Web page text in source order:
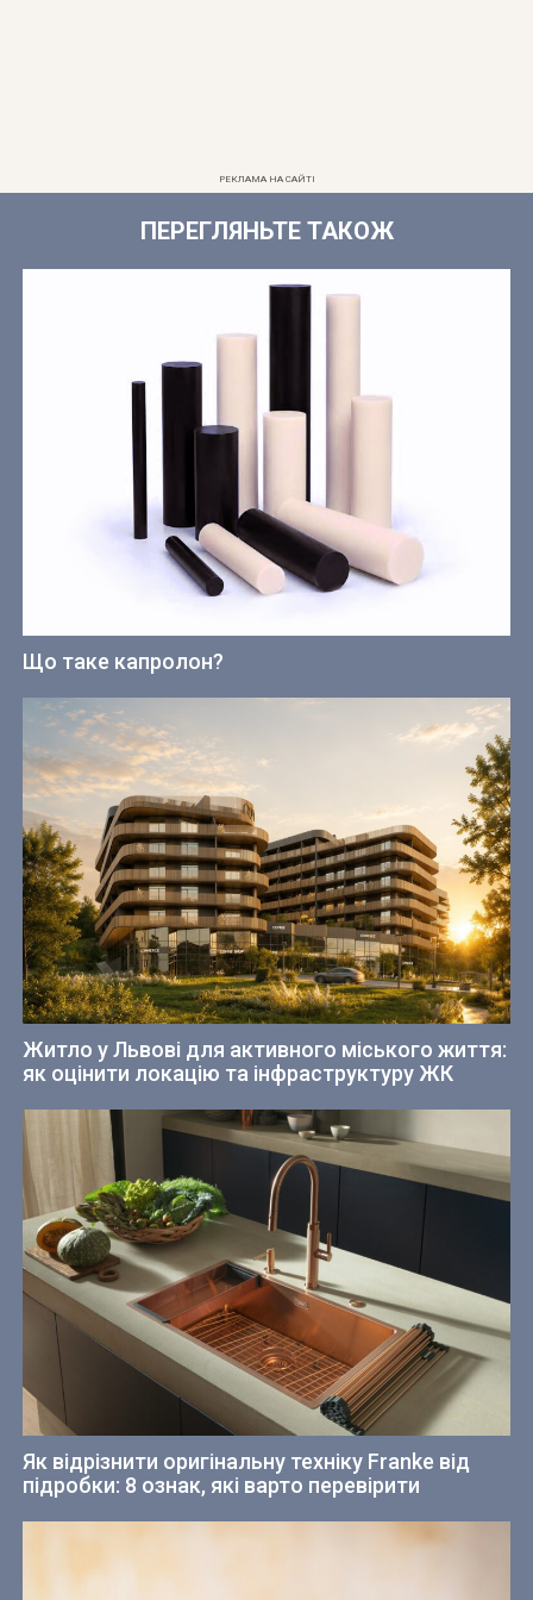
РЕКЛАМА НА САЙТІ
ПЕРЕГЛЯНЬТЕ ТАКОЖ
Що таке капролон?
Житло у Львові для активного міського життя:
як оцінити локацію та інфраструктуру ЖК
Як відрізнити оригінальну техніку Franke від
підробки: 8 ознак, які варто перевірити